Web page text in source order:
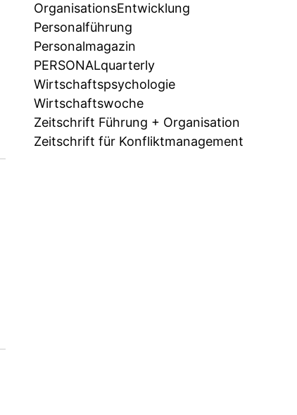
OrganisationsEntwicklung
Personalführung
Personalmagazin
PERSONALquarterly
Wirtschaftspsychologie
Wirtschaftswoche
Zeitschrift Führung + Organisation
Zeitschrift für Konfliktmanagement